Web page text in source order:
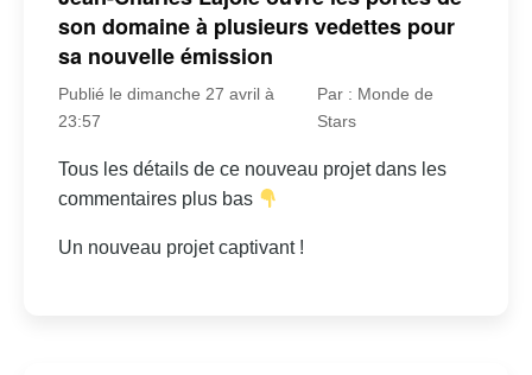
son domaine à plusieurs vedettes pour
sa nouvelle émission
Publié le dimanche 27 avril à
23:57
Par : Monde de
Stars
Tous les détails de ce nouveau projet dans les
commentaires plus bas
Un nouveau projet captivant !